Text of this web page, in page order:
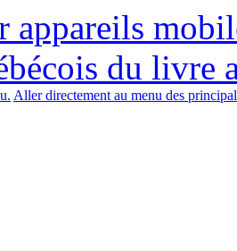
appareils
du livre
Aller directement au menu des